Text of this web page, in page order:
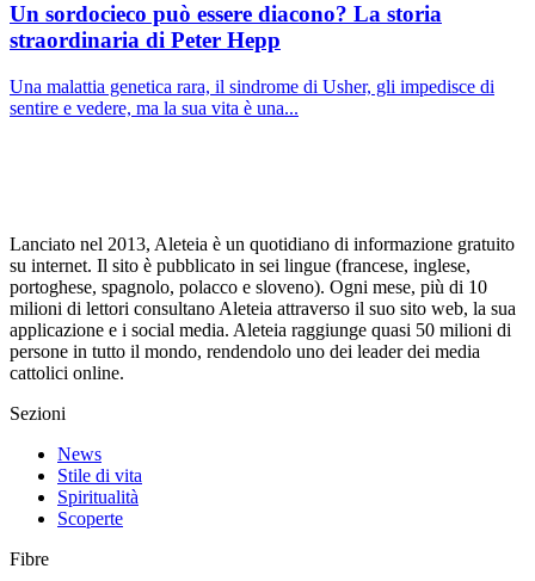
Un sordocieco può essere diacono? La storia
straordinaria di Peter Hepp
Una malattia genetica rara, il sindrome di Usher, gli impedisce di
sentire e vedere, ma la sua vita è una...
Lanciato nel 2013, Aleteia è un quotidiano di informazione gratuito
su internet. Il sito è pubblicato in sei lingue (francese, inglese,
portoghese, spagnolo, polacco e sloveno). Ogni mese, più di 10
milioni di lettori consultano Aleteia attraverso il suo sito web, la sua
applicazione e i social media. Aleteia raggiunge quasi 50 milioni di
persone in tutto il mondo, rendendolo uno dei leader dei media
cattolici online.
Sezioni
News
Stile di vita
Spiritualità
Scoperte
Fibre